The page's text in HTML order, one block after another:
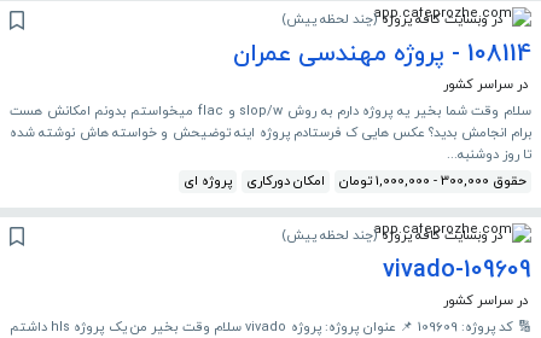
در وبسایت کافه پروژه (چند لحظه پیش)
108114 - پروژه مهندسی عمران
در سراسر کشور
سلام وقت شما بخیر یه پروژه دارم به روش slop/w و flac میخواستم بدونم امکانش هست
برام انجامش بدید؟ عکس هایی ک فرستادم پروژه اینه توضیحش و خواسته هاش نوشته شده
تا روز دوشنبه...
حقوق 300,000 - 1,000,000 تومان
امکان دورکاری پروژه ای
در وبسایت کافه پروژه (چند لحظه پیش)
vivado-109609
در سراسر کشور
🔢 کد پروژه: 109609 📌 عنوان پروژه: پروژه vivado سلام وقت بخیر من یک پروژه hls داشتم